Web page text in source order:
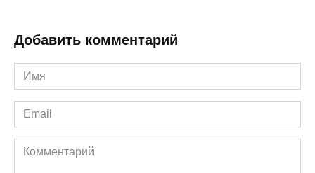
Добавить комментарий
Имя
*
Email
*
Комментарий